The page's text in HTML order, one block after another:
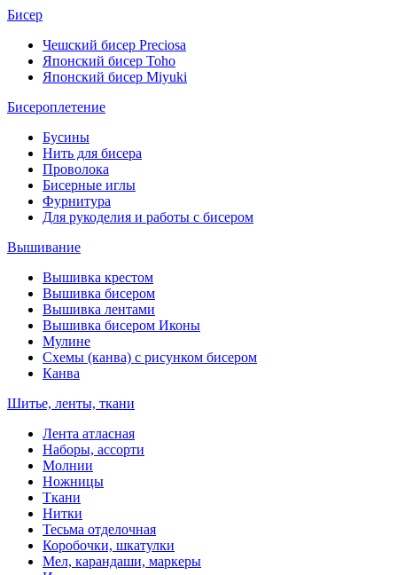
Бисер
Чешский бисер Preciosa
Японский бисер Toho
Японский бисер Miyuki
Бисероплетение
Бусины
Нить для бисера
Проволока
Бисерные иглы
Фурнитура
Для рукоделия и работы с бисером
Вышивание
Вышивка крестом
Вышивка бисером
Вышивка лентами
Вышивка бисером Иконы
Мулине
Схемы (канва) с рисунком бисером
Канва
Шитье, ленты, ткани
Лента атласная
Наборы, ассорти
Молнии
Ножницы
Ткани
Нитки
Тесьма отделочная
Коробочки, шкатулки
Мел, карандаши, маркеры